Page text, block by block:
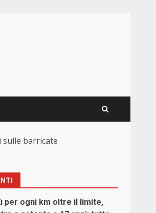
sulle barricate
per ogni km oltre il limite,